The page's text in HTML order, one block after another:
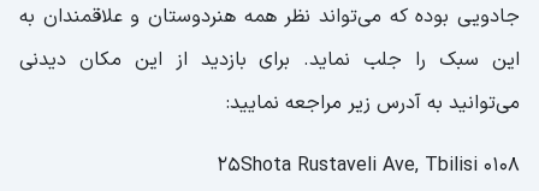
جادویی بوده که می‌تواند نظر همه هنردوستان و علاقمندان به
این سبک را جلب نماید. برای بازدید از این مکان دیدنی
می‌توانید به آدرس زیر مراجعه نمایید:
25Shota Rustaveli Ave, Tbilisi 0108